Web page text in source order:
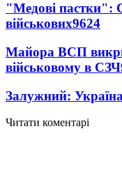
"Медові пастки":
військових9624
Майора ВСП
військовому в СЗЧ
Залужний:
Читати коментарі